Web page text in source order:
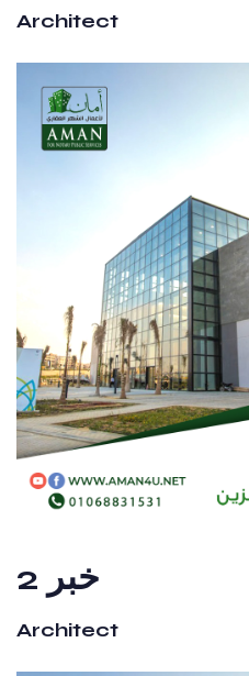
Architect
خبر 2
Architect